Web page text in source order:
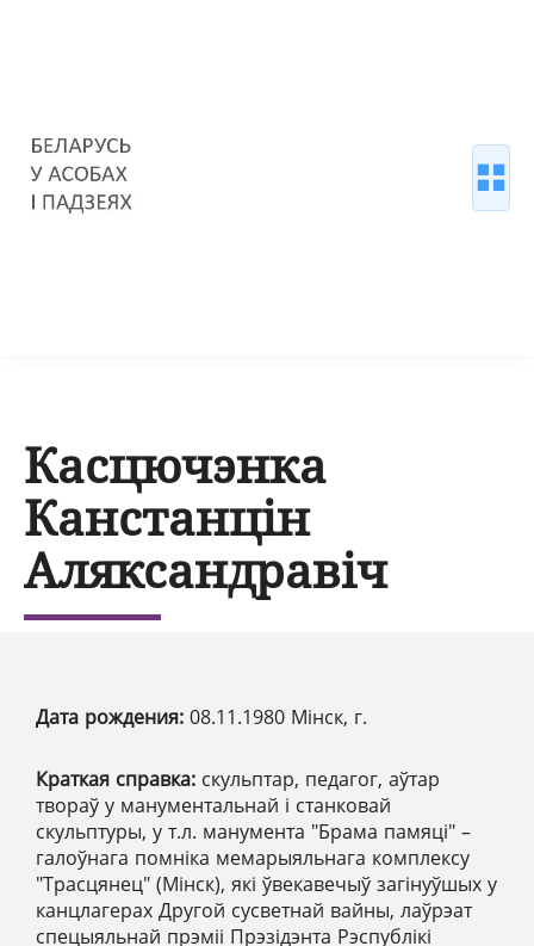
Касцючэнка
Канстанцін
Аляксандравіч
Дата рождения: 08.11.1980 Мінск, г.
Краткая справка: скульптар, педагог, аўтар
твораў у манументальнай і станковай
скульптуры, у т.л. манумента "Брама памяці" –
галоўнага помніка мемарыяльнага комплексу
"Трасцянец" (Мінск), які ўвекавечыў загінуўшых у
канцлагерах Другой сусветнай вайны, лаўрэат
спецыяльнай прэміі Прэзідэнта Рэспублікі